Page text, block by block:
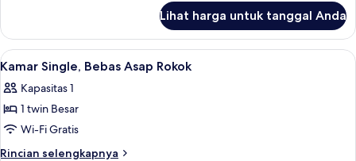
Kamar
Twin
Comfort,
Merokok
Lihat harga untuk tanggal Anda
Lihat
semua
foto
untuk
Kamar
Single,
Meja kerja, Wi-Fi gratis, dan seprai
6
Kamar Single, Bebas Asap Rokok
Kapasitas 1
1 twin Besar
Wi-Fi Gratis
Rincian selengkapnya
Rincian